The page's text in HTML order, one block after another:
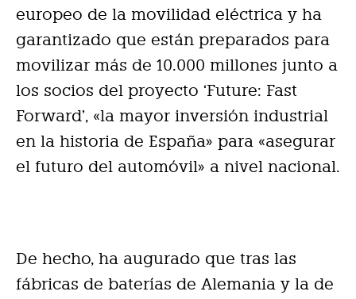
europeo de la movilidad eléctrica y ha
garantizado que están preparados para
movilizar más de 10.000 millones junto a
los socios del proyecto ‘Future: Fast
Forward’, «la mayor inversión industrial
en la historia de España» para «asegurar
el futuro del automóvil» a nivel nacional.
De hecho, ha augurado que tras las
fábricas de baterías de Alemania y la de